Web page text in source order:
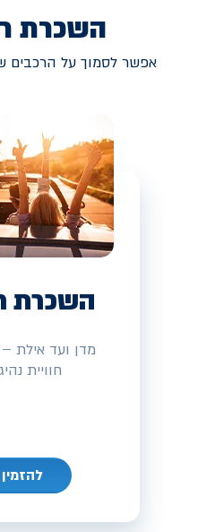
השכרת
אפשר לסמוך על הרכבים
השכרת
מדן ועד אילת
חוויית